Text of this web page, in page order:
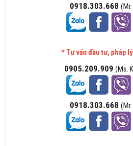
0918.303.668 (Mr.
* Tư vấn đầu tư, pháp
0905.209.909 (Ms.
0918.303.668 (Mr.